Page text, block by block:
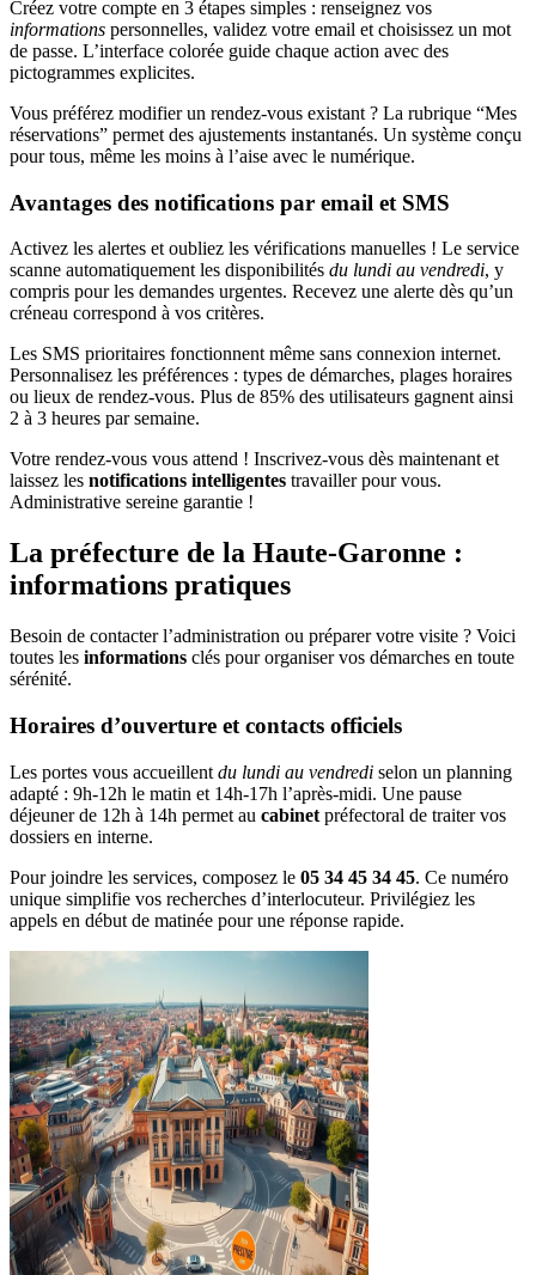
Créez votre compte en 3 étapes simples : renseignez vos
informations personnelles, validez votre email et choisissez un mot
de passe. L’interface colorée guide chaque action avec des
pictogrammes explicites.
Vous préférez modifier un rendez-vous existant ? La rubrique “Mes
réservations” permet des ajustements instantanés. Un système conçu
pour tous, même les moins à l’aise avec le numérique.
Avantages des notifications par email et SMS
Activez les alertes et oubliez les vérifications manuelles ! Le service
scanne automatiquement les disponibilités du lundi au vendredi, y
compris pour les demandes urgentes. Recevez une alerte dès qu’un
créneau correspond à vos critères.
Les SMS prioritaires fonctionnent même sans connexion internet.
Personnalisez les préférences : types de démarches, plages horaires
ou lieux de rendez-vous. Plus de 85% des utilisateurs gagnent ainsi
2 à 3 heures par semaine.
Votre rendez-vous vous attend ! Inscrivez-vous dès maintenant et
laissez les notifications intelligentes travailler pour vous.
Administrative sereine garantie !
La préfecture de la Haute-Garonne :
informations pratiques
Besoin de contacter l’administration ou préparer votre visite ? Voici
toutes les informations clés pour organiser vos démarches en toute
sérénité.
Horaires d’ouverture et contacts officiels
Les portes vous accueillent du lundi au vendredi selon un planning
adapté : 9h-12h le matin et 14h-17h l’après-midi. Une pause
déjeuner de 12h à 14h permet au cabinet préfectoral de traiter vos
dossiers en interne.
Pour joindre les services, composez le 05 34 45 34 45. Ce numéro
unique simplifie vos recherches d’interlocuteur. Privilégiez les
appels en début de matinée pour une réponse rapide.